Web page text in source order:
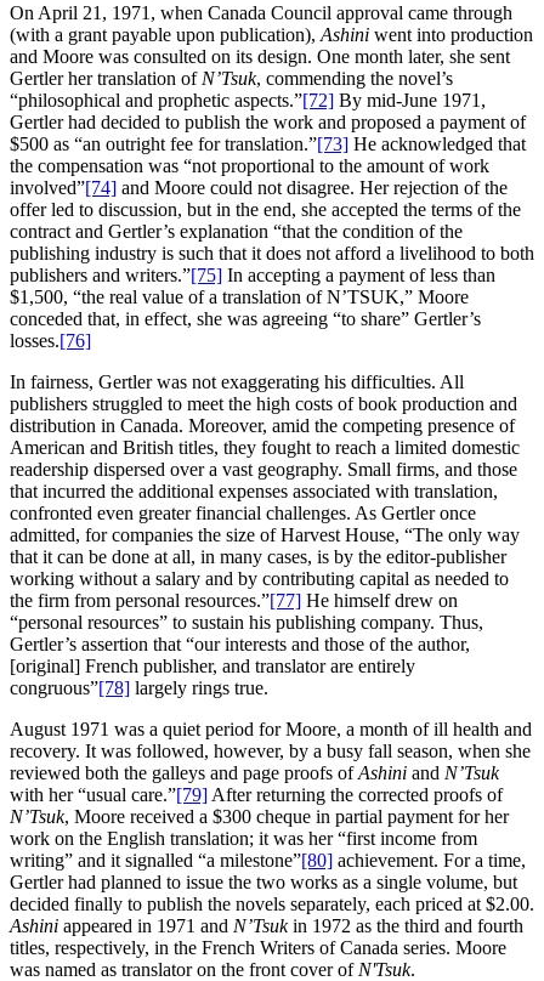
On April 21, 1971, when Canada Council approval came through
(with a grant payable upon publication), Ashini went into production
and Moore was consulted on its design. One month later, she sent
Gertler her translation of N’Tsuk, commending the novel’s
“philosophical and prophetic aspects.”[72] By mid‑June 1971,
Gertler had decided to publish the work and proposed a payment of
$500 as “an outright fee for translation.”[73] He acknowledged that
the compensation was “not proportional to the amount of work
involved”[74] and Moore could not disagree. Her rejection of the
offer led to discussion, but in the end, she accepted the terms of the
contract and Gertler’s explanation “that the condition of the
publishing industry is such that it does not afford a livelihood to both
publishers and writers.”[75] In accepting a payment of less than
$1,500, “the real value of a translation of N’TSUK,” Moore
conceded that, in effect, she was agreeing “to share” Gertler’s
losses.[76]
In fairness, Gertler was not exaggerating his difficulties. All
publishers struggled to meet the high costs of book production and
distribution in Canada. Moreover, amid the competing presence of
American and British titles, they fought to reach a limited domestic
readership dispersed over a vast geography. Small firms, and those
that incurred the additional expenses associated with translation,
confronted even greater financial challenges. As Gertler once
admitted, for companies the size of Harvest House, “The only way
that it can be done at all, in many cases, is by the editor‑publisher
working without a salary and by contributing capital as needed to
the firm from personal resources.”[77] He himself drew on
“personal resources” to sustain his publishing company. Thus,
Gertler’s assertion that “our interests and those of the author,
[original] French publisher, and translator are entirely
congruous”[78] largely rings true.
August 1971 was a quiet period for Moore, a month of ill health and
recovery. It was followed, however, by a busy fall season, when she
reviewed both the galleys and page proofs ofAshini and N’Tsuk
with her “usual care.”[79] After returning the corrected proofs of
N’Tsuk, Moore received a $300 cheque in partial payment for her
work on the English translation; it was her “first income from
writing” and it signalled “a milestone”[80] achievement. For a time,
Gertler had planned to issue the two works as a single volume, but
decided finally to publish the novels separately, each priced at $2.00.
Ashini appeared in 1971 and N’Tsukin 1972 as the third and fourth
titles, respectively, in the French Writers of Canada series. Moore
was named as translator on the front cover of N'Tsuk.